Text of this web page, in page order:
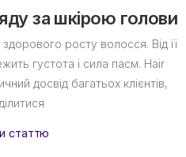
за шкірою голови
росту волосся. Від її
густота і сила пасм. Hair
досвід багатьох клієнтів,
статтю